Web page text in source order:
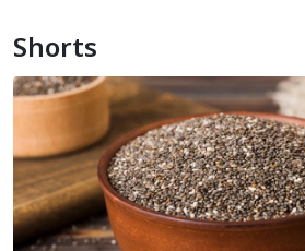
Shorts